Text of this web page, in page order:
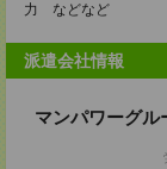
力 などなど
派遣会社情報
マンパワーグ